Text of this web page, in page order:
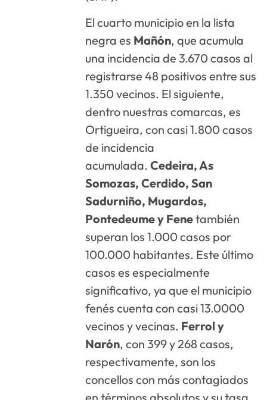
El cuarto municipio en la lista
negra es Mañón, que acumula
una incidencia de 3.670 casos al
registrarse 48 positivos entre sus
1.350 vecinos. El siguiente,
dentro nuestras comarcas, es
Ortigueira, con casi 1.800 casos
de incidencia
acumulada.Cedeira, As
Somozas, Cerdido, San
Sadurniño, Mugardos,
Pontedeume y Fenetambién
superan los 1.000 casos por
100.000 habitantes. Este último
casos es especialmente
significativo, ya que el municipio
fenés cuenta con casi 13.0000
vecinos y vecinas. Ferrol y
Narón, con 399 y 268 casos,
respectivamente, son los
concellos con más contagiados